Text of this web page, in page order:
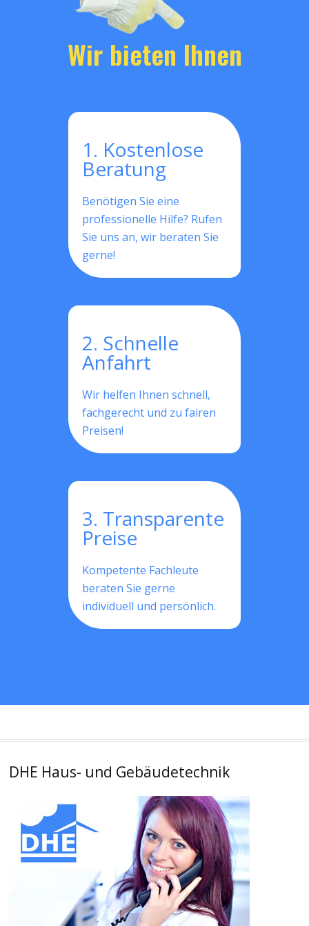
Wir bieten Ihnen
1. Kostenlose
Beratung
Benötigen Sie eine
professionelle Hilfe? Rufen
Sie uns an, wir beraten Sie
gerne!
2. Schnelle
Anfahrt
Wir helfen Ihnen schnell,
fachgerecht und zu fairen
Preisen!
3. Transparente
Preise
Kompetente Fachleute
beraten Sie gerne
individuell und persönlich.
DHE Haus- und Gebäudetechnik